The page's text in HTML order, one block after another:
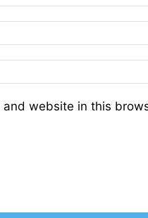
and website in this